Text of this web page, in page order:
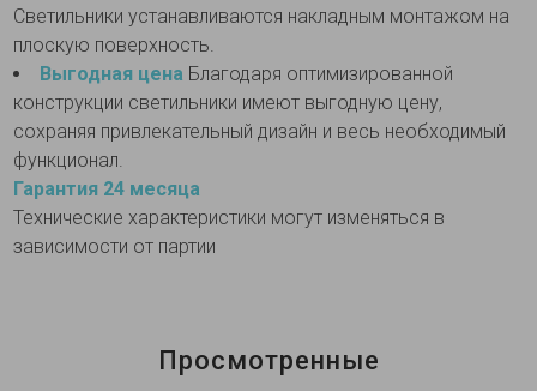
Светильники устанавливаются накладным монтажом на
плоскую поверхность.
Выгодная цена Благодаря оптимизированной
конструкции светильники имеют выгодную цену,
сохраняя привлекательный дизайн и весь необходимый
функционал.
Гарантия 24 месяца
Технические характеристики могут изменяться в
зависимости от партии
Просмотренные